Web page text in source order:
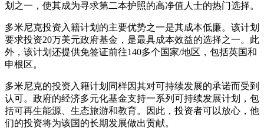
划之一，使其成为寻求第二本护照的高净值人士的热门选择。
多米尼克投资入籍计划的主要优势之一是其成本低廉。该计划
要求投资20万美元政府基金，是最具成本效益的选择之一。此
外，该计划还提供免签证前往140多个国家/地区，包括英国和
申根区。
多米尼克的投资入籍计划同样因其对可持续发展的承诺而受到
认可。政府的经济多元化基金支持一系列可持续发展计划，包
括可再生能源、生态旅游和教育。因此，投资者可以放心，他
们的投资将为该国的长期发展做出贡献。